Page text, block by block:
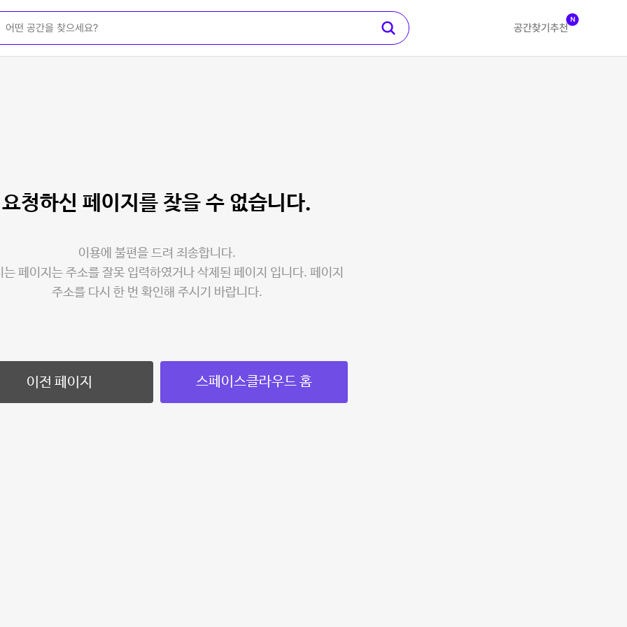
공간찾기 추천
N
요청하신 페이지를 찾을 수 없습니다.
이용에 불편을 드려 죄송합니다.
는 페이지는 주소를 잘못 입력하였거나 삭제된 페이지 입니다. 페이지
주소를 다시 한 번 확인해 주시기 바랍니다.
이전 페이지 스페이스클라우드 홈